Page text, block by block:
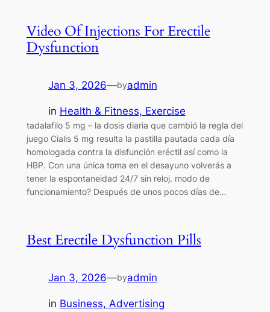
Video Of Injections For Erectile
Dysfunction
Jan 3, 2026—byadmin
in Health & Fitness, Exercise
tadalafilo 5 mg – la dosis diaria que cambió la regla del
juego Cialis 5 mg resulta la pastilla pautada cada día
homologada contra la disfunción eréctil así como la
HBP. Con una única toma en el desayuno volverás a
tener la espontaneidad 24/7 sin reloj. modo de
funcionamiento? Después de unos pocos días de…
Best Erectile Dysfunction Pills
Jan 3, 2026—byadmin
in Business, Advertising